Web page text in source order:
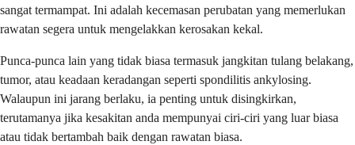
sangat termampat. Ini adalah kecemasan perubatan yang memerlukan
rawatan segera untuk mengelakkan kerosakan kekal.
Punca-punca lain yang tidak biasa termasuk jangkitan tulang belakang,
tumor, atau keadaan keradangan seperti spondilitis ankylosing.
Walaupun ini jarang berlaku, ia penting untuk disingkirkan,
terutamanya jika kesakitan anda mempunyai ciri-ciri yang luar biasa
atau tidak bertambah baik dengan rawatan biasa.